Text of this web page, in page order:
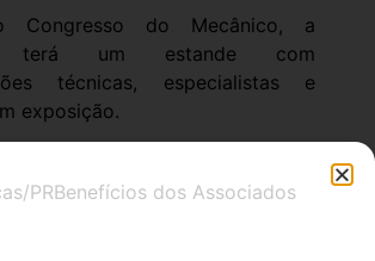
Congresso do Mecânico, a
terá um estande com
técnicas, especialistas e
exposição.
pela revista O Mecânico, o
PRBenefícios dos Associados